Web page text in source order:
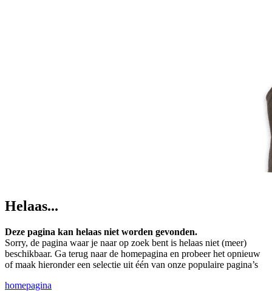
Helaas...
Deze pagina kan helaas niet worden gevonden.
Sorry, de pagina waar je naar op zoek bent is helaas niet (meer)
beschikbaar. Ga terug naar de homepagina en probeer het opnieuw
of maak hieronder een selectie uit één van onze populaire pagina’s
homepagina